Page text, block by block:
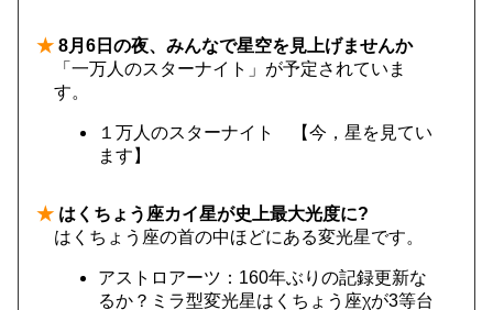
★ 8月6日の夜、みんなで星空を見上げませんか
「一万人のスターナイト」が予定されていま
す。
１万人のスターナイト 【今，星を見てい
ます】
★ はくちょう座カイ星が史上最大光度に?
はくちょう座の首の中ほどにある変光星です。
アストロアーツ：160年ぶりの記録更新な
るか？ミラ型変光星はくちょう座χが3等台